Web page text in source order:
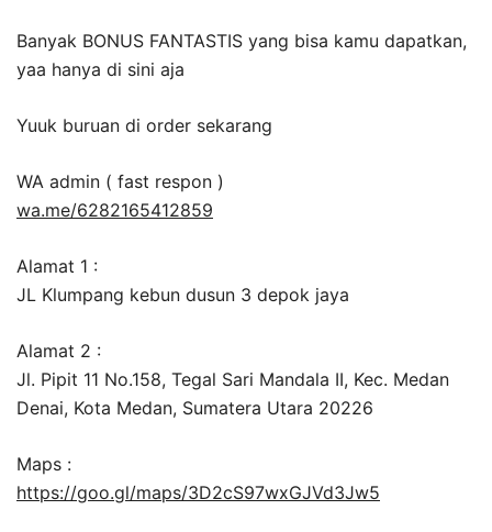
Banyak BONUS FANTASTIS yang bisa kamu dapatkan,
yaa hanya di sini aja
Yuuk buruan di order sekarang
WA admin ( fast respon )
wa.me/6282165412859
Alamat 1 :
JL Klumpang kebun dusun 3 depok jaya
Alamat 2 :
Jl. Pipit 11 No.158, Tegal Sari Mandala II, Kec. Medan
Denai, Kota Medan, Sumatera Utara 20226
Maps :
https://goo.gl/maps/3D2cS97wxGJVd3Jw5